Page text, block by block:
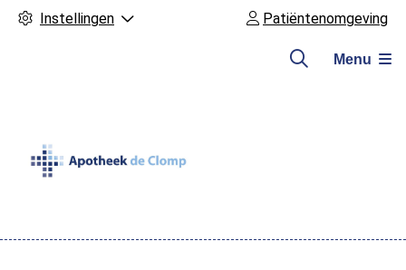
Instellingen Patiëntenomgeving
Menu